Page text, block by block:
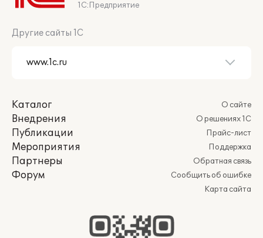
1С:Предприятие
Другие сайты 1С
Каталог
Внедрения
Публикации
Мероприятия
Партнеры
Форум
О сайте
О решениях 1С
Прайс-лист
Поддержка
Обратная связь
Сообщить об ошибке
Карта сайта